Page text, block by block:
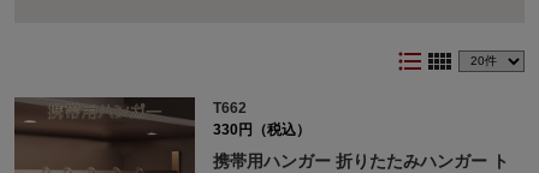
format_list_bulleted view_comfy
T662
330円（税込）
携帯用ハンガー 折りたたみハンガー ト